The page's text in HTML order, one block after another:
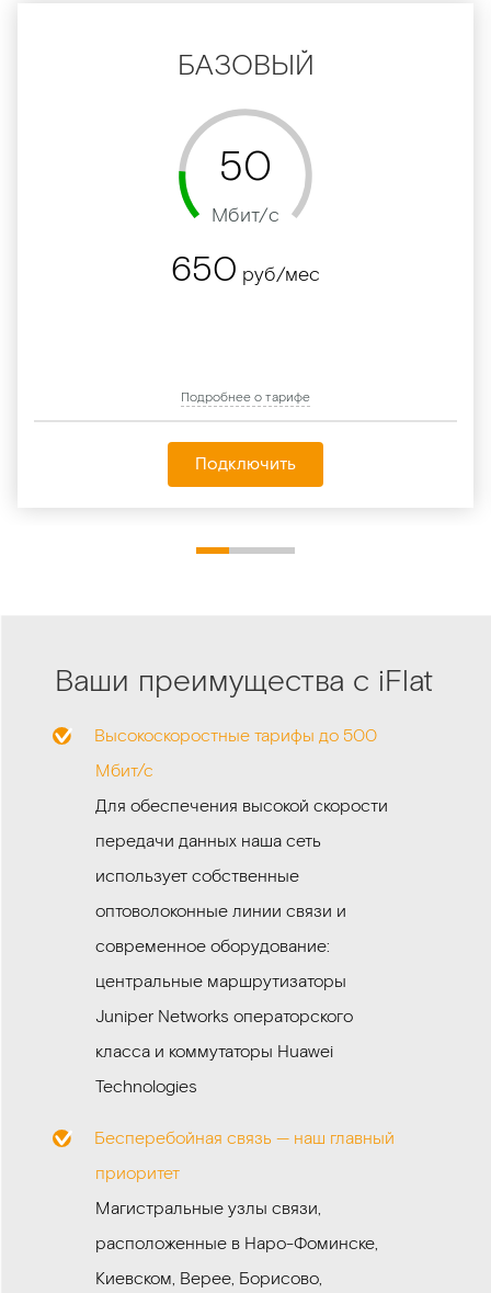
БАЗОВЫЙ
50
Мбит/c
650 руб/мес
Подробнее о тарифе
Подключить
Ваши преимущества с iFlat
Высокоскоростные тарифы до 500
Мбит/с
Для обеспечения высокой скорости
передачи данных наша сеть
использует собственные
оптоволоконные линии связи и
современное оборудование:
центральные маршрутизаторы
Juniper Networks операторского
класса и коммутаторы Huawei
Technologies
Бесперебойная связь — наш главный
приоритет
Магистральные узлы связи,
расположенные в Наро-Фоминске,
Киевском, Верее, Борисово,